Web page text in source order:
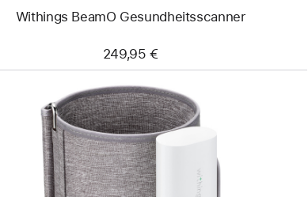
Withings BeamO Gesundheitsscanner
249,95 €